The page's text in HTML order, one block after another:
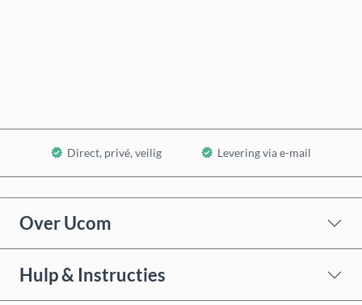
Direct, privé, veilig Levering via e-mail
Over Ucom
Hulp & Instructies